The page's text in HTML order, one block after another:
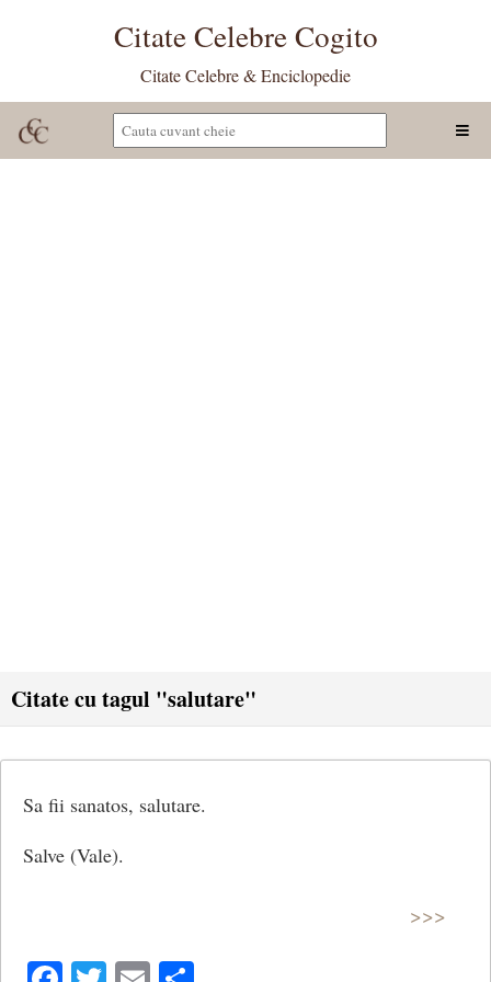
Citate Celebre Cogito
Citate Celebre & Enciclopedie
Citate cu tagul "salutare"
Sa fii sanatos, salutare.
Salve (Vale).
>>>